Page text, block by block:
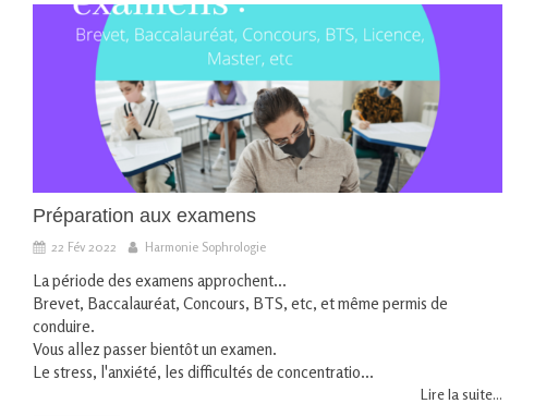
Préparation aux examens
22 Fév 2022 Harmonie Sophrologie
La période des examens approchent...
Brevet, Baccalauréat, Concours, BTS, etc, et même permis de
conduire.
Vous allez passer bientôt un examen.
Le stress, l'anxiété, les difficultés de concentratio...
Lire la suite...